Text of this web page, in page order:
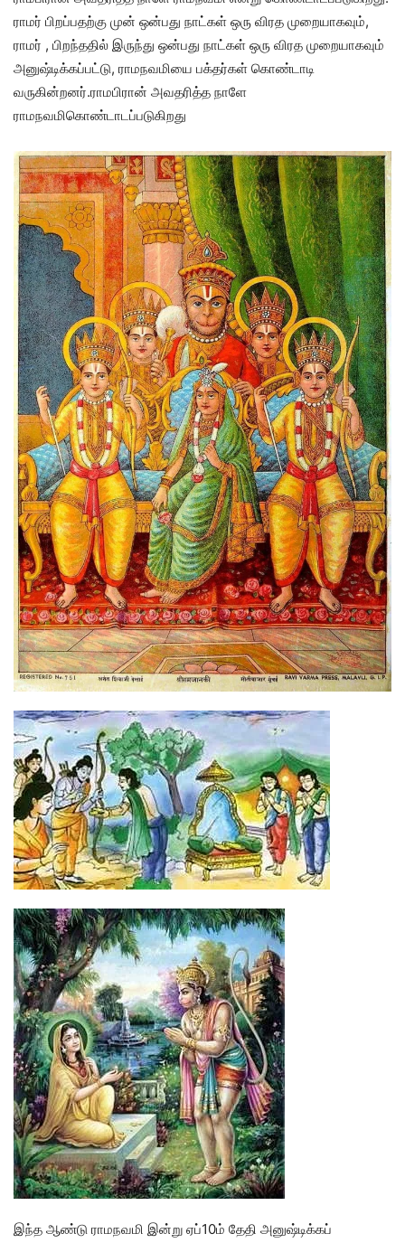
ராமர் பிறப்பதற்கு முன் ஒன்பது நாட்கள் ஒரு விரத முறையாகவும்,
ராமர் , பிறந்ததில் இருந்து ஒன்பது நாட்கள் ஒரு விரத முறையாகவும்
அனுஷ்டிக்கப்பட்டு, ராமநவமியை பக்தர்கள் கொண்டாடி
வருகின்றனர்.ராமபிரான் அவதரித்த நாளே
ராமநவமிகொண்டாடப்படுகிறது
இந்த ஆண்டு ராமநவமி இன்று ஏப்10ம் தேதி அனுஷ்டிக்கப்